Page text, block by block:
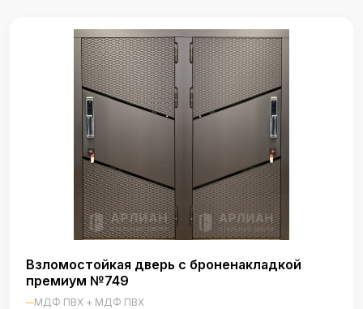
Взломостойкая дверь с броненакладкой
премиум №749
МДФ ПВХ + МДФ ПВХ